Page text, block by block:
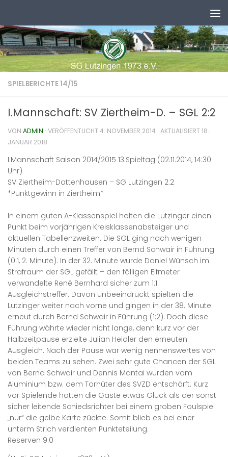
SPIELBERICHTE 14/15
I.Mannschaft: SV Ziertheim-D. – SGL 2:2
VON ADMIN · VERÖFFENTLICHT4. NOVEMBER 2014 · AKTUALISIERT18.
JANUAR 2018
I.Mannschaft Saison 2014/2015 13.Spieltag (02.11.2014, 14:30
Uhr)
SV Ziertheim-Dattenhausen – SG Lutzingen 2:2
*Punktgewinn in Ziertheim*
In einem guten A-Klassenspiel holten die Lutzinger einen
Punkt beim vorjährigen Kreisklassenabsteiger und
aktuellen Tabellenzweiten. Die SGL ging nach wenigen
Minuten durch einen Treffer von Bernd Schwair in Führung
(0:1, 2. Minute). In der 32. Minute wurde Daniel Wünsch im
Strafraum der SGL gefällt – den fälligen Elfmeter
verwandelte René Bernhard sicher zum 1:1
Ausgleichstreffer. Davon unbeeindruckt spielten die
Lutzinger weiter nach vorne und gingen in der 38. Minute
erneut durch Bernd Schwair in Führung (1:2). Doch diese
Führung währte wieder nicht lange, denn kurz vor der
Halbzeitpause erzielte Julian Heidler den erneuten
Ausgleich. Nach der Pause war wenig nennenswertes von
beiden Teams zu sehen. Zwei sehr gute Chancen der SGL
von Bernd Schwair und Dennis Mantai wurden vom
Aluminium bzw. dem Torhüter des SVZD entschärft. Kurz
vor Spielende hatten die Gäste etwas Glück als der sonst
sicher leitende Schiedsrichter bei einem groben Foulspiel
„nur“ die gelbe Karte zückte. Somit blieb es bei einer
unterm Strich verdienten Punkteteilung.
Reserven 9:0